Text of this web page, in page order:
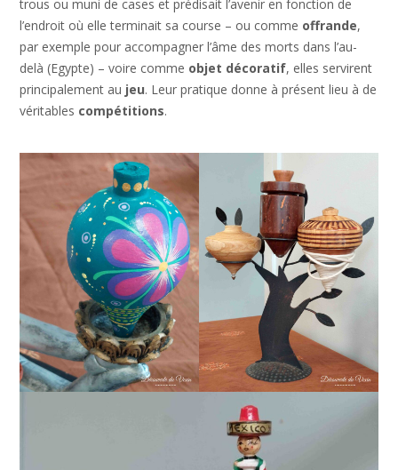
trous ou muni de cases et prédisait l’avenir en fonction de
l’endroit où elle terminait sa course – ou comme offrande,
par exemple pour accompagner l’âme des morts dans l’au-
delà (Egypte) – voire comme objet décoratif, elles servirent
principalement au jeu. Leur pratique donne à présent lieu à de
véritables compétitions.